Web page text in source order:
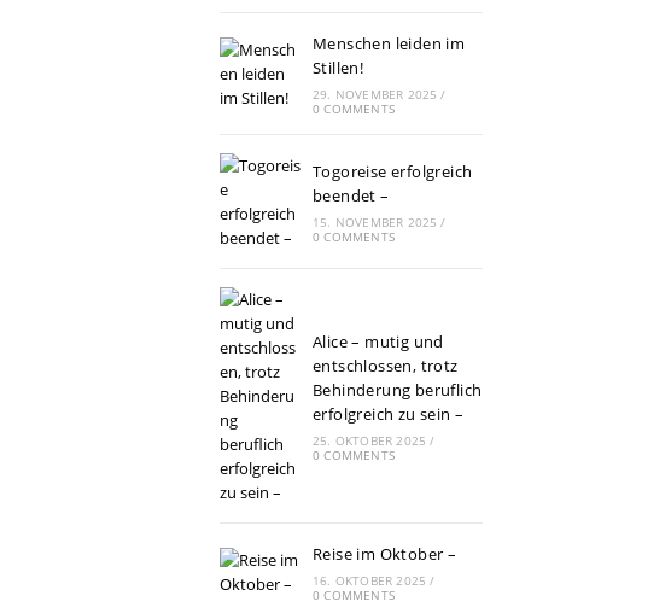
Menschen leiden im
Stillen!
29. NOVEMBER 2025 /
0 COMMENTS
Togoreise erfolgreich
beendet –
15. NOVEMBER 2025 /
0 COMMENTS
Alice – mutig und
entschlossen, trotz
Behinderung beruflich
erfolgreich zu sein –
25. OKTOBER 2025 /
0 COMMENTS
Reise im Oktober –
16. OKTOBER 2025 /
0 COMMENTS